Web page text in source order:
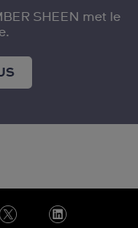
SHEEN met le